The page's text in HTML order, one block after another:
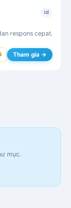
id
respons cepat.
Tham gia →
mục.